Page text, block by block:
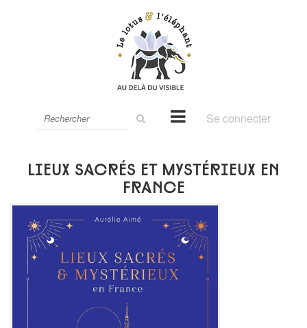
le
Se connecter
Lieux sacrés et mystérieux en
France